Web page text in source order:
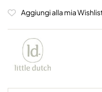
Aggiungi alla mia